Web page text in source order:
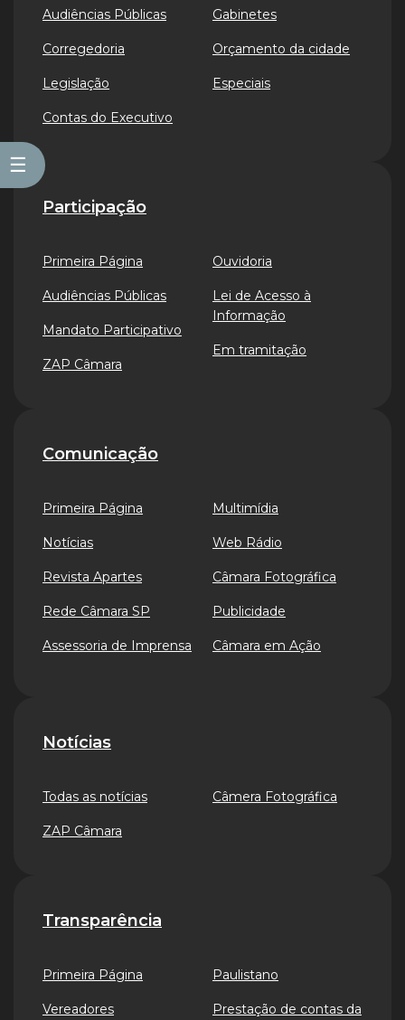
☰
Audiências Públicas
Corregedoria
Legislação
Contas do Executivo
Gabinetes
Orçamento da cidade
Especiais
Participação
Primeira Página
Audiências Públicas
Mandato Participativo
ZAP Câmara
Ouvidoria
Lei de Acesso à
Informação
Em tramitação
Comunicação
Primeira Página
Notícias
Revista Apartes
Rede Câmara SP
Assessoria de Imprensa
Multimídia
Web Rádio
Câmara Fotográfica
Publicidade
Câmara em Ação
Notícias
Todas as notícias
ZAP Câmara
Câmera Fotográfica
Transparência
Primeira Página
Vereadores
Paulistano
Prestação de contas da